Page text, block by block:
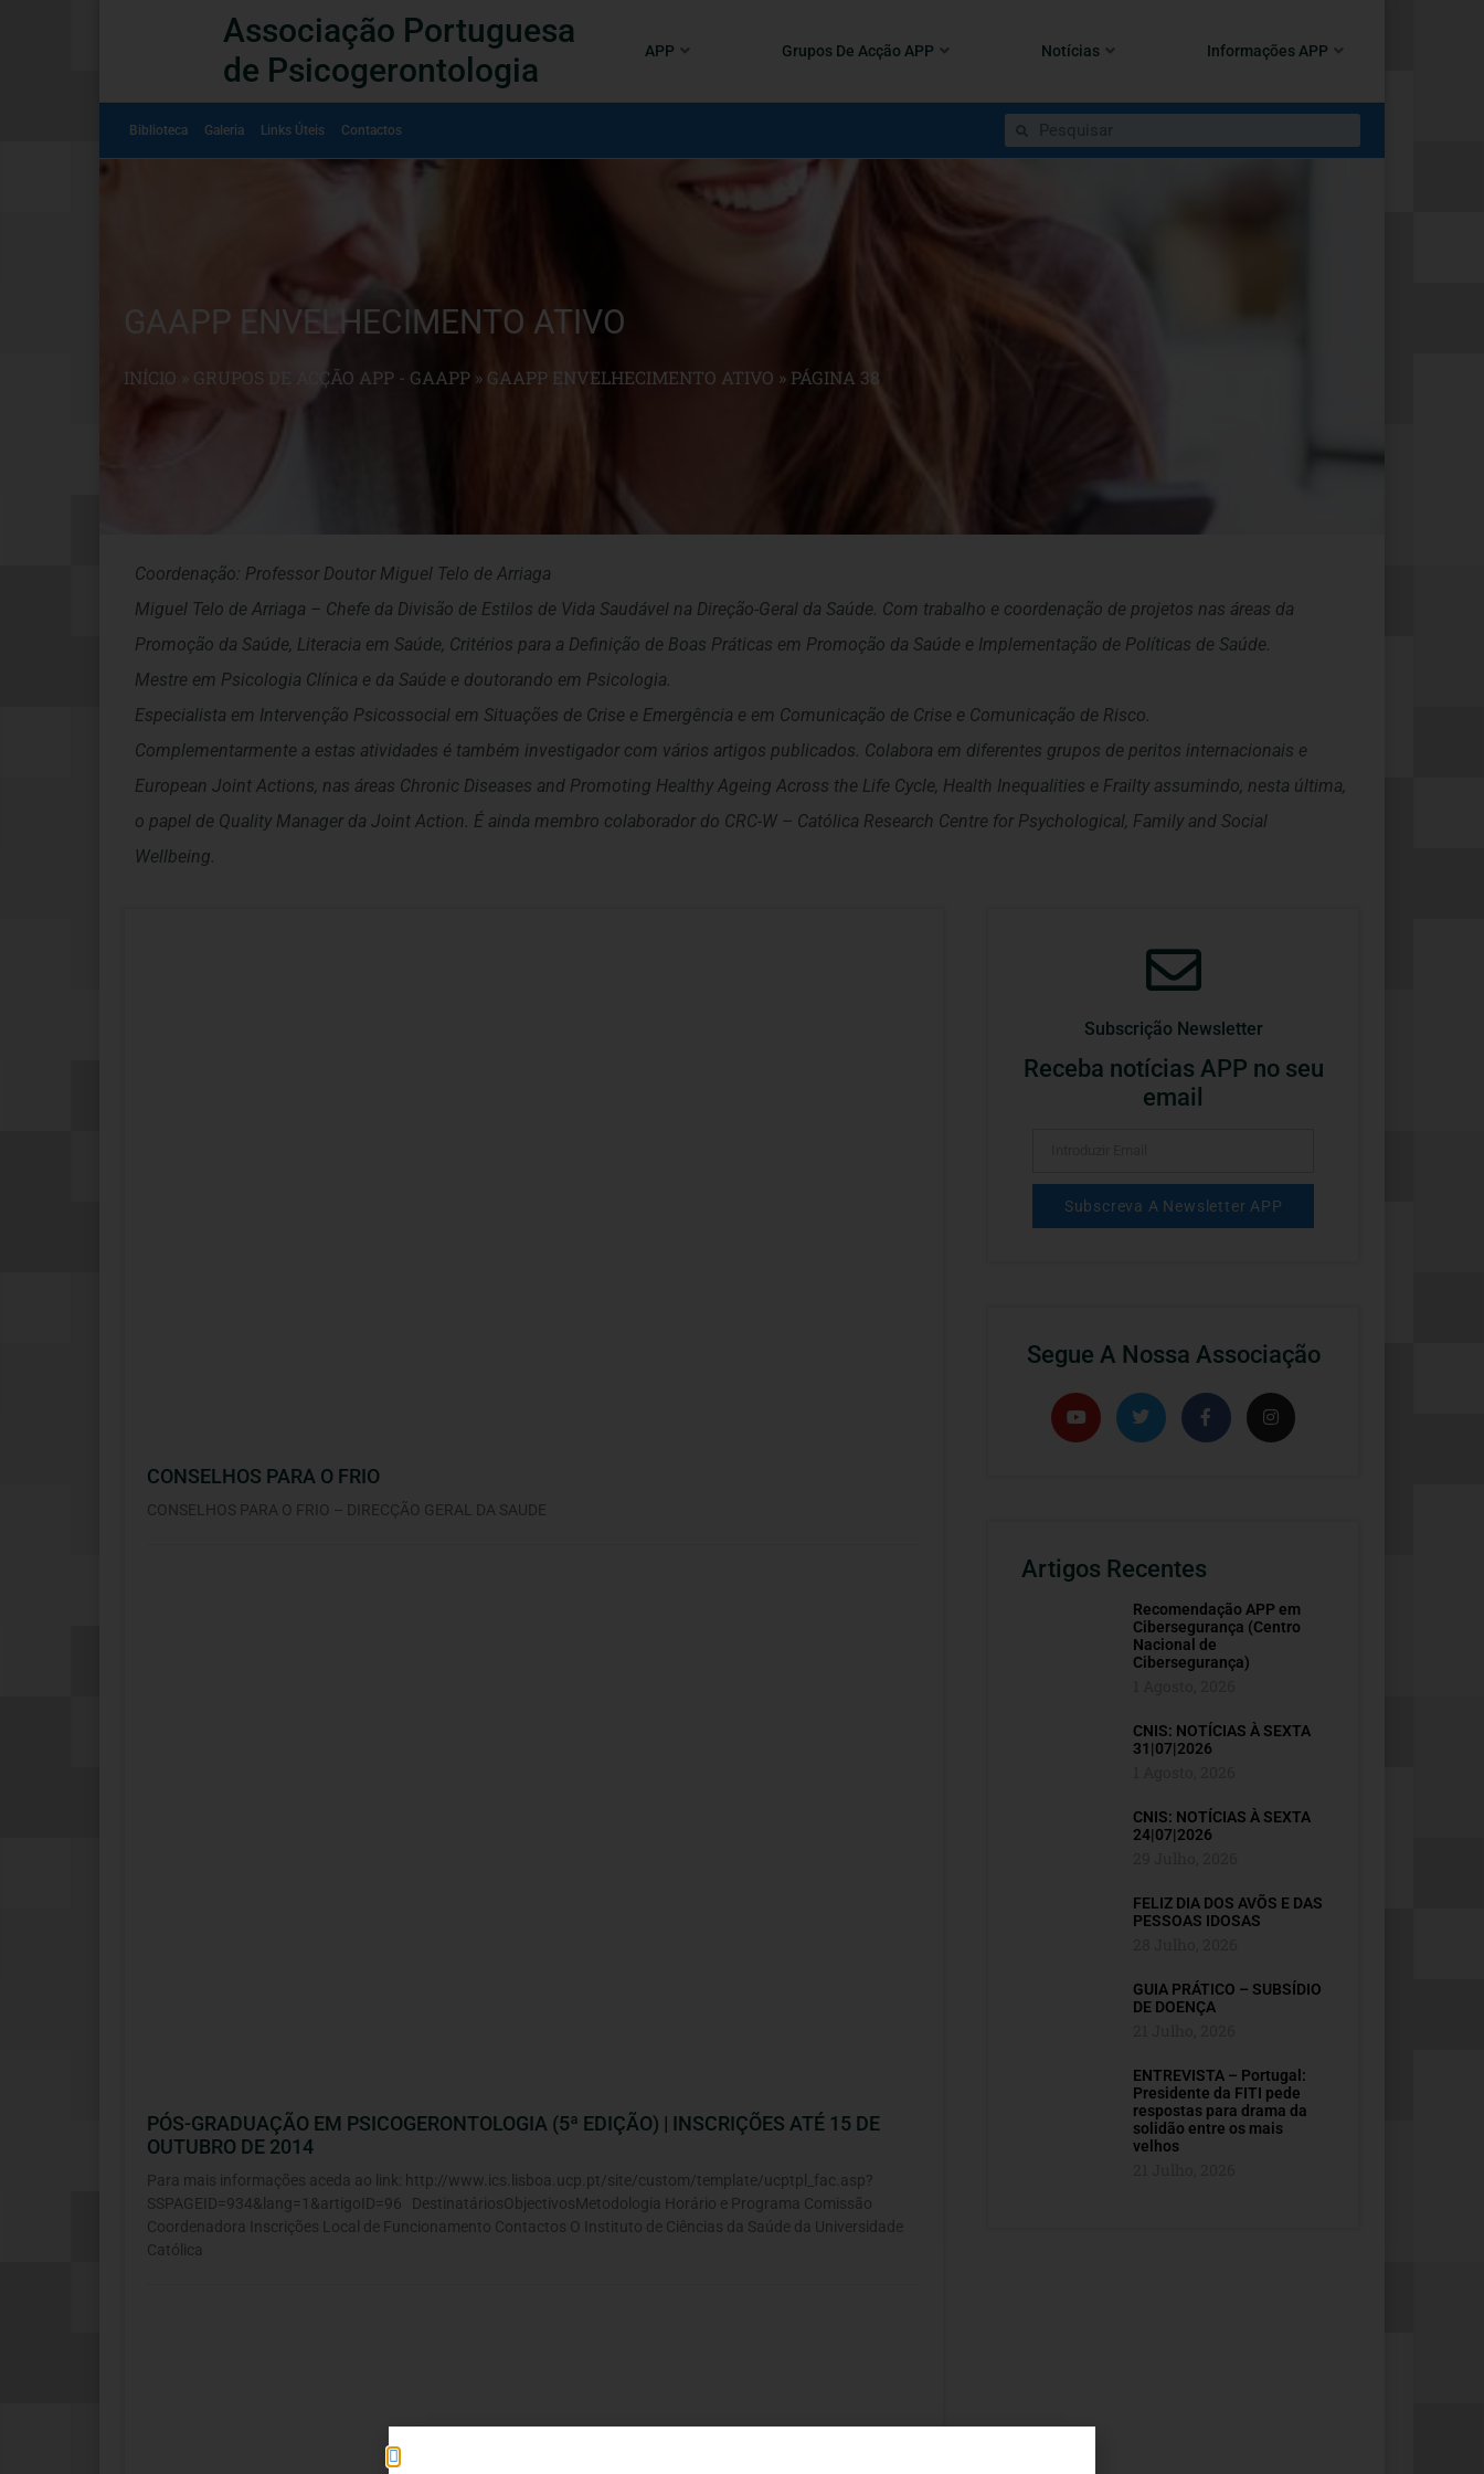
Associação Portuguesa
de Psicogerontologia
APP Grupos De Acção APP Notícias Informações APP
Biblioteca Galeria Links Úteis Contactos
GAAPP ENVELHECIMENTO ATIVO
INÍCIO » GRUPOS DE ACÇÃO APP - GAAPP » GAAPP ENVELHECIMENTO ATIVO » PÁGINA 38
Coordenação: Professor Doutor Miguel Telo de Arriaga
Miguel Telo de Arriaga – Chefe da Divisão de Estilos de Vida Saudável na Direção-Geral da Saúde. Com trabalho e coordenação de projetos nas áreas da
Promoção da Saúde, Literacia em Saúde, Critérios para a Definição de Boas Práticas em Promoção da Saúde e Implementação de Políticas de Saúde.
Mestre em Psicologia Clínica e da Saúde e doutorando em Psicologia.
Especialista em Intervenção Psicossocial em Situações de Crise e Emergência e em Comunicação de Crise e Comunicação de Risco.
Complementarmente a estas atividades é também investigador com vários artigos publicados. Colabora em diferentes grupos de peritos internacionais e
European Joint Actions, nas áreas Chronic Diseases and Promoting Healthy Ageing Across the Life Cycle, Health Inequalities e Frailty assumindo, nesta última,
o papel de Quality Manager da Joint Action. É ainda membro colaborador do CRC-W – Católica Research Centre for Psychological, Family and Social
Wellbeing.
CONSELHOS PARA O FRIO
CONSELHOS PARA O FRIO – DIRECÇÃO GERAL DA SAUDE
PÓS-GRADUAÇÃO EM PSICOGERONTOLOGIA (5ª EDIÇÃO) | INSCRIÇÕES ATÉ 15 DE
OUTUBRO DE 2014
Para mais informações aceda ao link: http://www.ics.lisboa.ucp.pt/site/custom/template/ucptpl_fac.asp?
SSPAGEID=934&lang=1&artigoID=96 DestinatáriosObjectivosMetodologia Horário e Programa Comissão
Coordenadora Inscrições Local de Funcionamento Contactos O Instituto de Ciências da Saúde da Universidade
Católica
Subscrição Newsletter
Receba notícias APP no seu
email
Subscreva A Newsletter APP
Segue A Nossa Associação
Artigos Recentes
Recomendação APP em
Cibersegurança (Centro
Nacional de
Cibersegurança)
CNIS: NOTÍCIAS À SEXTA
31|07|2026
CNIS: NOTÍCIAS À SEXTA
24|07|2026
FELIZ DIA DOS AVÕS E DAS
PESSOAS IDOSAS
GUIA PRÁTICO – SUBSÍDIO
DE DOENÇA
ENTREVISTA – Portugal:
Presidente da FITI pede
respostas para drama da
solidão entre os mais
velhos